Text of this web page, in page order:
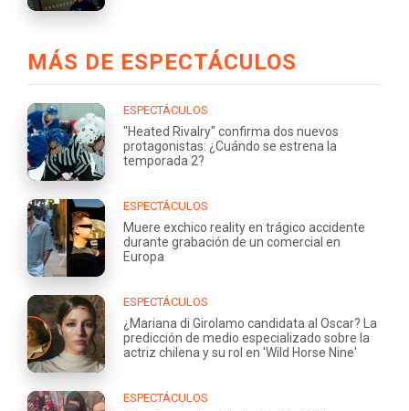
MÁS DE ESPECTÁCULOS
ESPECTÁCULOS
"Heated Rivalry" confirma dos nuevos
protagonistas: ¿Cuándo se estrena la
temporada 2?
ESPECTÁCULOS
Muere exchico reality en trágico accidente
durante grabación de un comercial en
Europa
ESPECTÁCULOS
¿Mariana di Girolamo candidata al Oscar? La
predicción de medio especializado sobre la
actriz chilena y su rol en 'Wild Horse Nine'
ESPECTÁCULOS